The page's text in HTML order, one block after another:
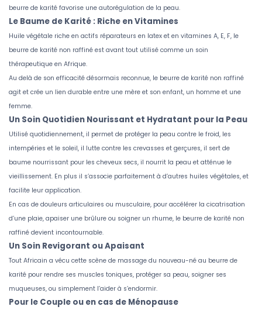
beurre de karité favorise une autorégulation de la peau.
Le Baume de Karité : Riche en Vitamines
Huile végétale riche en actifs réparateurs en latex et en vitamines A, E, F, le
beurre de karité non raffiné est avant tout utilisé comme un soin
thérapeutique en Afrique.
Au delà de son efficacité désormais reconnue, le beurre de karité non raffiné
agit et crée un lien durable entre une mère et son enfant, un homme et une
femme.
Un Soin Quotidien Nourissant et Hydratant pour la Peau
Utilisé quotidiennement, il permet de protéger la peau contre le froid, les
intempéries et le soleil, il lutte contre les crevasses et gerçures, il sert de
baume nourrissant pour les cheveux secs, il nourrit la peau et atténue le
vieillissement. En plus il s’associe parfaitement à d’autres huiles végétales, et
facilite leur application.
En cas de douleurs articulaires ou musculaire, pour accélérer la cicatrisation
d’une plaie, apaiser une brûlure ou soigner un rhume, le beurre de karité non
raffiné devient incontournable.
Un Soin Revigorant ou Apaisant
Tout Africain a vécu cette scène de massage du nouveau-né au beurre de
karité pour rendre ses muscles toniques, protéger sa peau, soigner ses
muqueuses, ou simplement l’aider à s’endormir.
Pour le Couple ou en cas de Ménopause